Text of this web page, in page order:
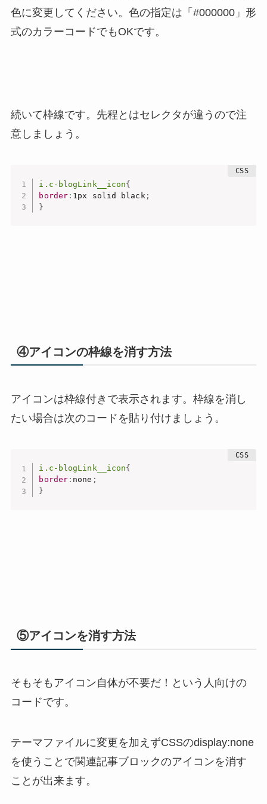
色に変更してください。色の指定は「#000000」形
式のカラーコードでもOKです。
続いて枠線です。先程とはセレクタが違うので注
意しましょう。
i.c-blogLink__icon{
border : 1px solid black ;
}
④アイコンの枠線を消す方法
アイコンは枠線付きで表示されます。枠線を消し
たい場合は次のコードを貼り付けましょう。
i.c-blogLink__icon{
border : none ;
}
⑤アイコンを消す方法
そもそもアイコン自体が不要だ！という人向けの
コードです。
テーマファイルに変更を加えずCSSのdisplay:none
を使うことで関連記事ブロックのアイコンを消す
ことが出来ます。